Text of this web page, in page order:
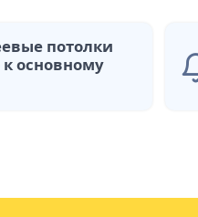
потолки
основному